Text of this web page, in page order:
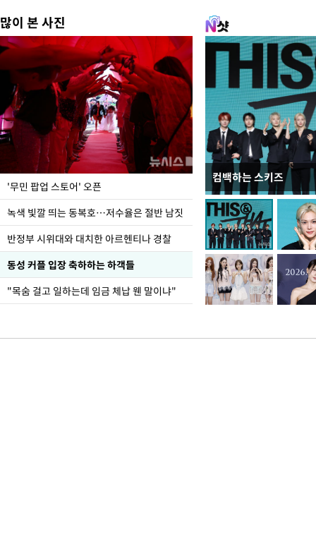
많이 본 사진
'무민 팝업 스토어' 오픈
녹색 빛깔 띄는 동복호…저수율은 절반 남짓
반정부 시위대와 대치한 아르헨티나 경찰
동성 커플 입장 축하하는 하객들
"목숨 걸고 일하는데 임금 체납 웬 말이냐"
컴백하는 스키즈
지석천 뒤덮은 개구리